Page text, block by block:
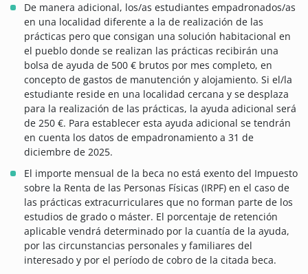
De manera adicional, los/as estudiantes empadronados/as
en una localidad diferente a la de realización de las
prácticas pero que consigan una solución habitacional en
el pueblo donde se realizan las prácticas recibirán una
bolsa de ayuda de 500 € brutos por mes completo, en
concepto de gastos de manutención y alojamiento. Si el/la
estudiante reside en una localidad cercana y se desplaza
para la realización de las prácticas, la ayuda adicional será
de 250 €. Para establecer esta ayuda adicional se tendrán
en cuenta los datos de empadronamiento a 31 de
diciembre de 2025.
El importe mensual de la beca no está exento del Impuesto
sobre la Renta de las Personas Físicas (IRPF) en el caso de
las prácticas extracurriculares que no forman parte de los
estudios de grado o máster. El porcentaje de retención
aplicable vendrá determinado por la cuantía de la ayuda,
por las circunstancias personales y familiares del
interesado y por el período de cobro de la citada beca.